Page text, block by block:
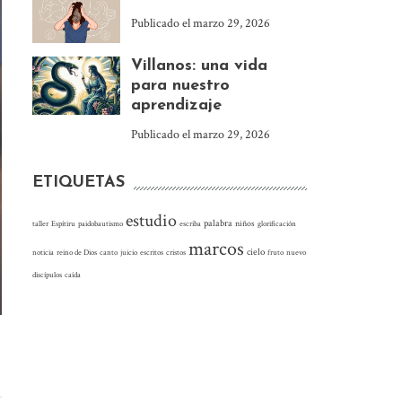
Publicado elmarzo 29, 2026
Villanos: una vida
para nuestro
aprendizaje
Publicado elmarzo 29, 2026
ETIQUETAS
taller Espítiru paidobautismo estudio escriba palabra niños glorificación
noticia reino de Dios canto juicio escritos cristos marcos cielo fruto nuevo
discípulos caída